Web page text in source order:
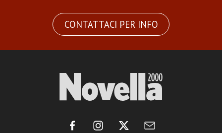
CONTATTACI PER INFO